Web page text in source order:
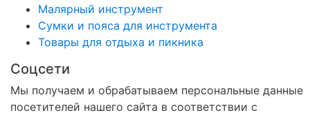
Малярный инструмент
Сумки и пояса для инструмента
Товары для отдыха и пикника
Соцсети
Мы получаем и обрабатываем персональные данные
посетителей нашего сайта в соответствии с